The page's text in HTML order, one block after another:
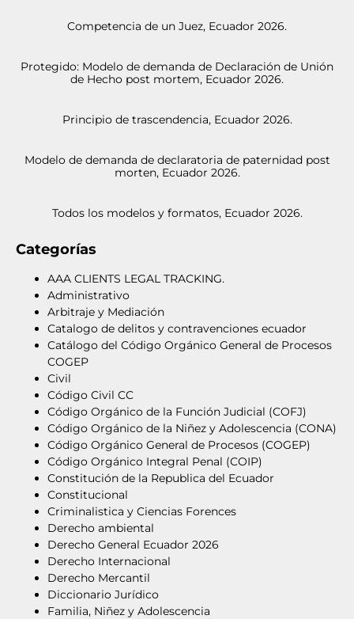
Competencia de un Juez, Ecuador 2026.
Protegido: Modelo de demanda de Declaración de Unión
de Hecho post mortem, Ecuador 2026.
Principio de trascendencia, Ecuador 2026.
Modelo de demanda de declaratoria de paternidad post
morten, Ecuador 2026.
Todos los modelos y formatos, Ecuador 2026.
Categorías
AAA CLIENTS LEGAL TRACKING.
Administrativo
Arbitraje y Mediación
Catalogo de delitos y contravenciones ecuador
Catálogo del Código Orgánico General de Procesos
COGEP
Civil
Código Civil CC
Código Orgánico de la Función Judicial (COFJ)
Código Orgánico de la Niñez y Adolescencia (CONA)
Código Orgánico General de Procesos (COGEP)
Código Orgánico Integral Penal (COIP)
Constitución de la Republica del Ecuador
Constitucional
Criminalistica y Ciencias Forences
Derecho ambiental
Derecho General Ecuador 2026
Derecho Internacional
Derecho Mercantil
Diccionario Jurídico
Familia, Niñez y Adolescencia